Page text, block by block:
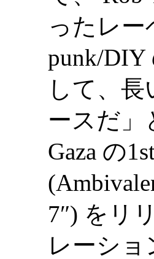
ったレー
punk/
して、
ースだ」
Gaza の
7″) をリ
レーシ